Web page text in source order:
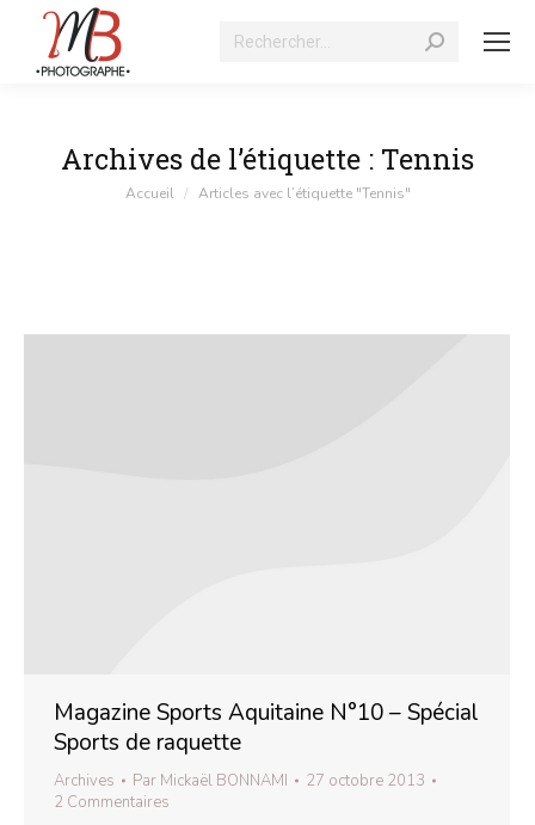
Recherche
Archives de l’étiquette : Tennis
Vous êtes ici :
Accueil Articles avec l’étiquette "Tennis"
Magazine Sports Aquitaine N°10 – Spécial
Sports de raquette
Archives Par Mickaël BONNAMI
27 octobre 2013
2 Commentaires